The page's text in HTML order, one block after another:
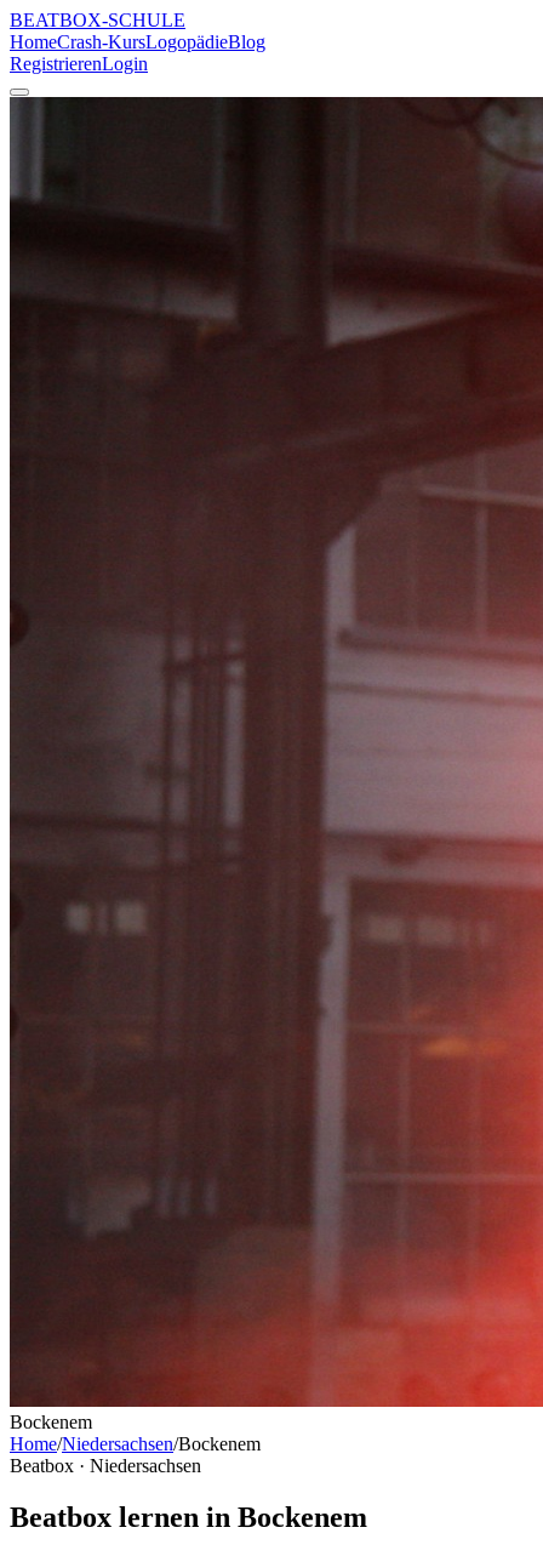
BEATBOX-SCHULE
HomeCrash-KursLogopädieBlog
RegistrierenLogin
Bockenem
Home/Niedersachsen/Bockenem
Beatbox · Niedersachsen
Beatbox lernen in Bockenem